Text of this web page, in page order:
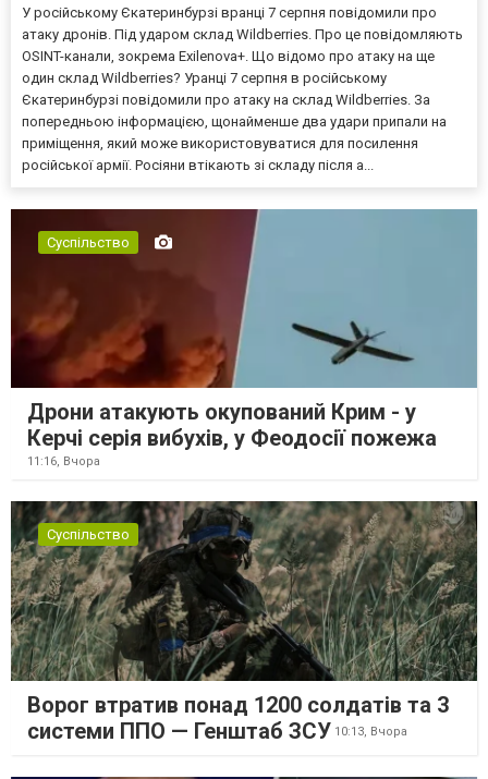
У російському Єкатеринбурзі вранці 7 серпня повідомили про
атаку дронів. Під ударом склад Wildberries. Про це повідомляють
OSINT-канали, зокрема Exilenova+. Що відомо про атаку на ще
один склад Wildberries? Уранці 7 серпня в російському
Єкатеринбурзі повідомили про атаку на склад Wildberries. За
попередньою інформацією, щонайменше два удари припали на
приміщення, який може використовуватися для посилення
російської армії. Росіяни втікають зі складу після а...
Суспільство
Дрони атакують окупований Крим - у
Керчі серія вибухів, у Феодосії пожежа
11:16, Вчора
Суспільство
Ворог втратив понад 1200 солдатів та 3
системи ППО — Генштаб ЗСУ 10:13, Вчора